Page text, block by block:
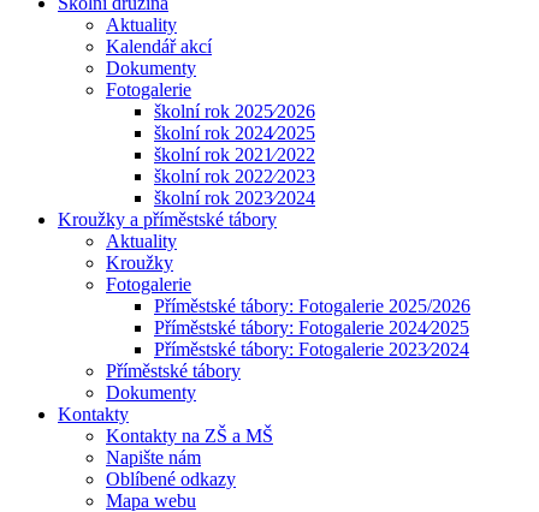
Aktuality
Kalendář akcí
Dokumenty
Fotogalerie
školní rok 2025⁄2026
školní rok 2024⁄2025
školní rok 2021⁄2022
školní rok 2022⁄2023
školní rok 2023⁄2024
Kroužky a příměstské tábory
Aktuality
Kroužky
Fotogalerie
Příměstské tábory: Fotogalerie 2025/2026
Příměstské tábory: Fotogalerie 2024⁄2025
Příměstské tábory: Fotogalerie 2023⁄2024
Příměstské tábory
Dokumenty
Kontakty
Kontakty na ZŠ a MŠ
Napište nám
Oblíbené odkazy
Mapa webu